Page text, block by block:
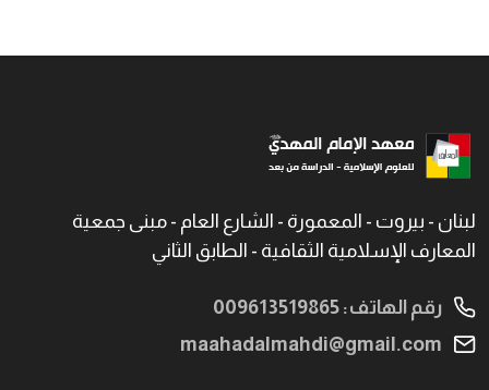
لبنان - بيروت - المعمورة - الشارع العام - مبنى جمعية
المعارف الإسلامية الثقافية - الطابق الثاني
رقم الهاتف: 009613519865
maahadalmahdi@gmail.com